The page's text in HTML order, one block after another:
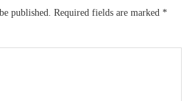
published. Required fields are marked *